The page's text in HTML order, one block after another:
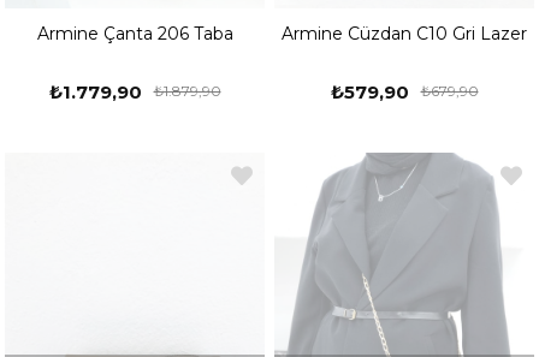
Armine Çanta 206 Taba
₺1.779,90 ₺1.879,90
Armine Cüzdan C10 Gri Lazer
₺579,90 ₺679,90